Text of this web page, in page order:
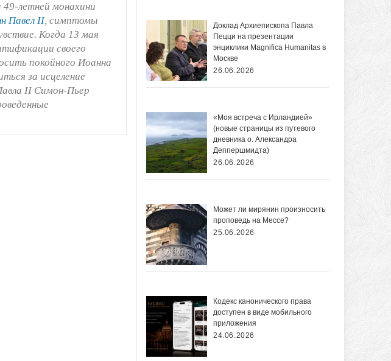
49-летней монахини
Павел II, симптомы
Когда 13 мая
своего
покойного Иоанна
за исцеление
II Симон-Пьер
Доклад Архиепископа Павла
Пецци на презентации
энциклики Magnifica Нumanitas в
Москве
26.06.2026
«Моя встреча с Ирландией»
(новые страницы из путевого
дневника о. Александра
Деппершмидта)
26.06.2026
Может ли мирянин произносить
проповедь на Мессе?
25.06.2026
Кодекс канонического права
доступен в виде мобильного
приложения
24.06.2026